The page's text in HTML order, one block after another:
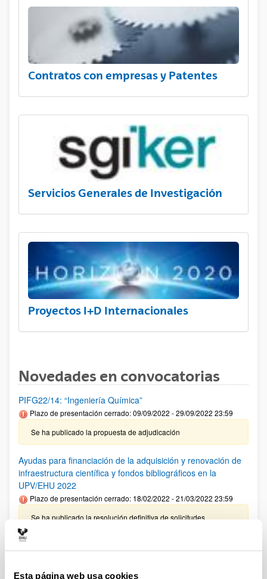
Esta página web usa cookies
Contratos con empresas y Patentes
Servicios Generales de Investigación
Proyectos I+D Internacionales
Novedades en convocatorias
PIFG22/14: “Ingeniería Química”
Plazo de presentación cerrado: 09/09/2022 - 29/09/2022 23:59
Se ha publicado la propuesta de adjudicación
Ayudas para financiación de la adquisición y renovación de
infraestructura científica y fondos bibliográficos en la
UPV/EHU 2022
Plazo de presentación cerrado: 18/02/2022 - 21/03/2022 23:59
Se ha publicado la resolución definitiva de solicitudes